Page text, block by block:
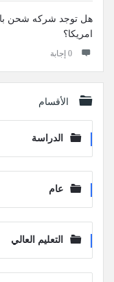
امريكا؟
‫0 إجابة
الأقسام
الدراسة
عام
التعليم العالي